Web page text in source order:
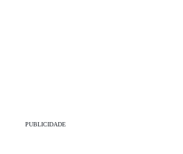
PUBLICIDADE